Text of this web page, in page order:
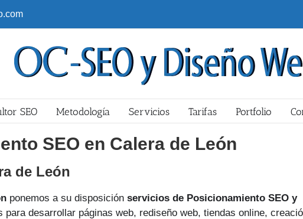
SEO Metodología Servicios Tarifas Portfolio
SEO en Calera de León
de León
ponemos a su disposición servicios de Posicionamiento SEO y
desarrollar páginas web, rediseño web, tiendas online,